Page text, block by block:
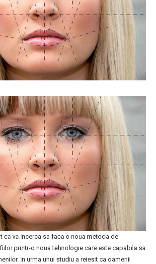
ca va incerca sa faca o noua metoda de
printr-o noua tehnologie care este capabila sa
In urma unui studiu a reiesit ca oamenii